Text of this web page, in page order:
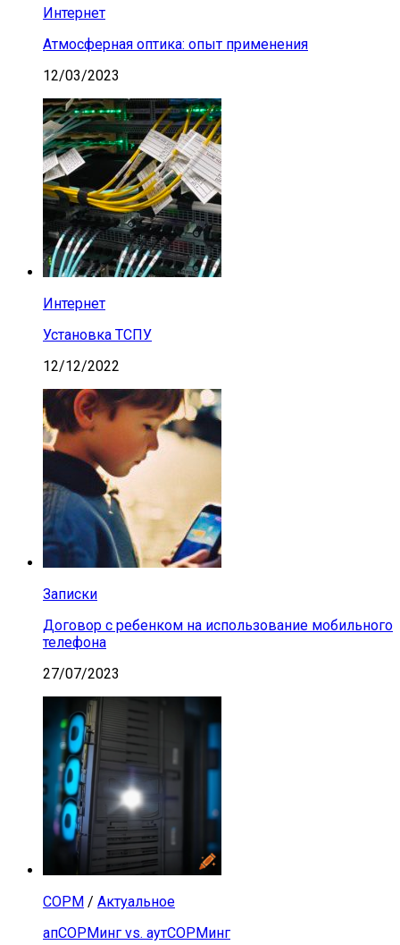
Интернет
Атмосферная оптика: опыт применения
12/03/2023
Интернет
Установка ТСПУ
12/12/2022
Записки
Договор с ребенком на использование мобильного
телефона
27/07/2023
СОРМ / Актуальное
апСОРМинг vs. аутСОРМинг